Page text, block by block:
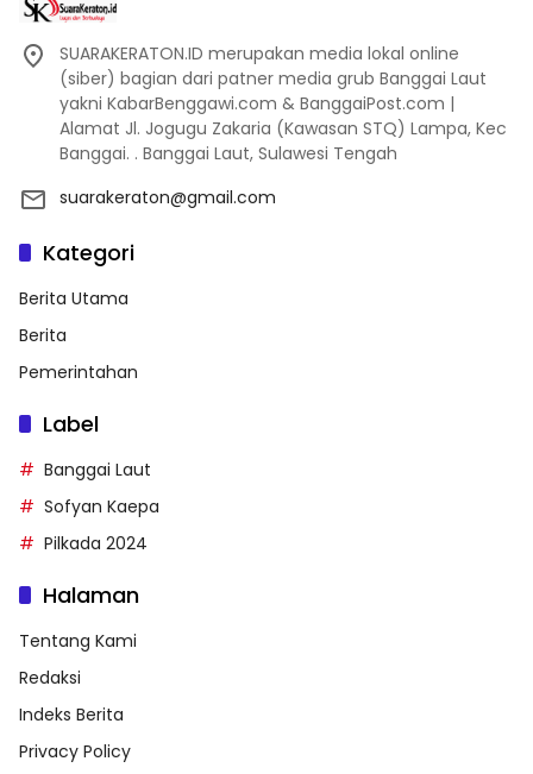
SUARAKERATON.ID merupakan media lokal online
(siber) bagian dari patner media grub Banggai Laut
yakni KabarBenggawi.com & BanggaiPost.com |
Alamat Jl. Jogugu Zakaria (Kawasan STQ) Lampa, Kec
Banggai. . Banggai Laut, Sulawesi Tengah
suarakeraton@gmail.com
Kategori
Berita Utama
Berita
Pemerintahan
Label
Banggai Laut
Sofyan Kaepa
Pilkada 2024
Halaman
Tentang Kami
Redaksi
Indeks Berita
Privacy Policy